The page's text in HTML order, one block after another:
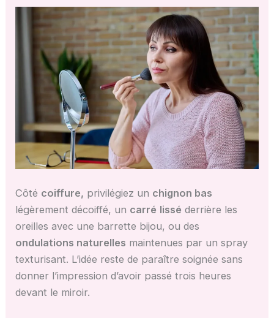
Côté coiffure, privilégiez un chignon bas
légèrement décoiffé, un carré lissé derrière les
oreilles avec une barrette bijou, ou des
ondulations naturelles maintenues par un spray
texturisant. L’idée reste de paraître soignée sans
donner l’impression d’avoir passé trois heures
devant le miroir.